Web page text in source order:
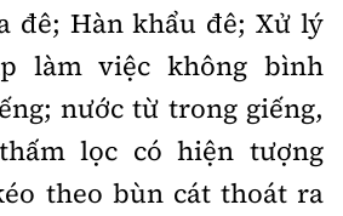
Nguyễn Sơn Tùng,
La Đức Hùng
cáo và Phát hành:
282
hình thức nếu không có sự
đê; Hàn khẩu đê; Xử lý
làm việc không bình
nước từ trong giếng,
lọc có hiện tượng
theo bùn cát thoát ra